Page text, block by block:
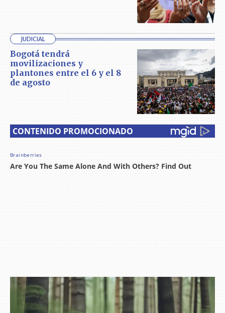
JUDICIAL
Bogotá tendrá
movilizaciones y
plantones entre el 6 y el 8
de agosto